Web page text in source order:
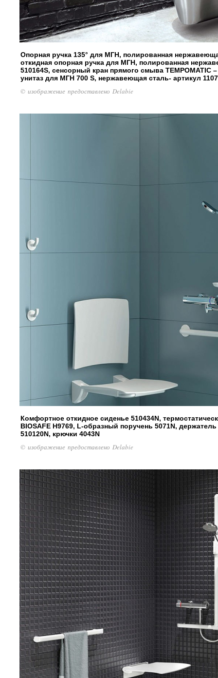
Опорная ручка 135° для МГН, полированная
откидная опорная ручка для МГН, полированная
510164S, сенсорный кран прямого смыва TEMPOMATIC
унитаз для МГН 700 S, нержавеющая сталь- артикул
© изображение предоставлено Delabie
Комфортное откидное сиденье 510434N,
BIOSAFE H9769, L-образный поручень 5071N,
510120N, крючки 4043N
© изображение предоставлено Delabie